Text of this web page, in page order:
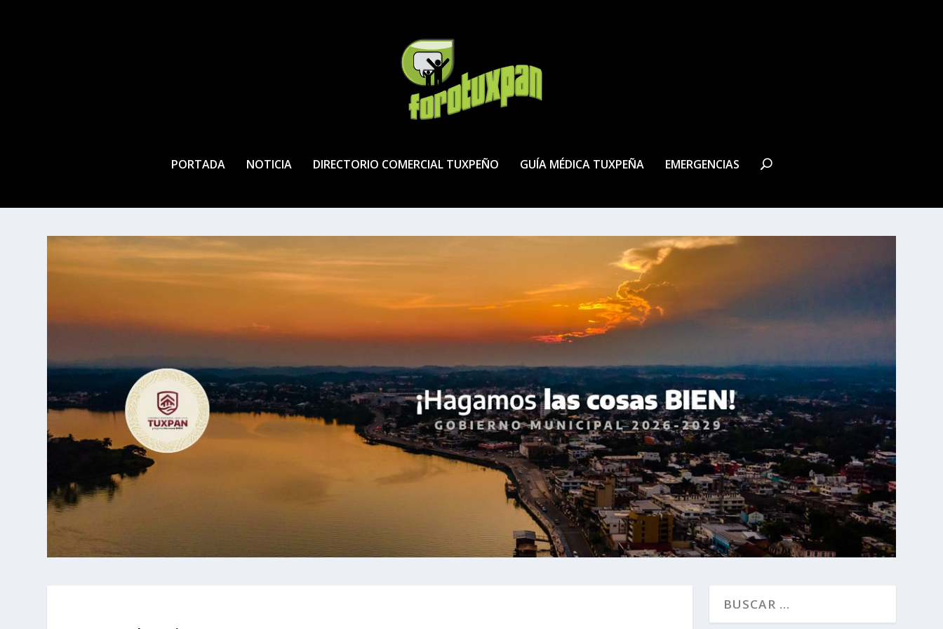
PORTADA NOTICIA DIRECTORIO COMERCIAL TUXPEÑO GUÍA MÉDICA TUXPEÑA EMERGENCIAS